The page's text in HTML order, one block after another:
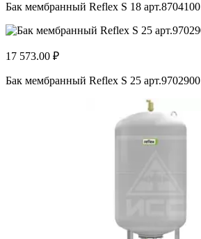
Бак мембранный Reflex S 18 арт.8704100
17 573.00 ₽
Бак мембранный Reflex S 25 арт.9702900